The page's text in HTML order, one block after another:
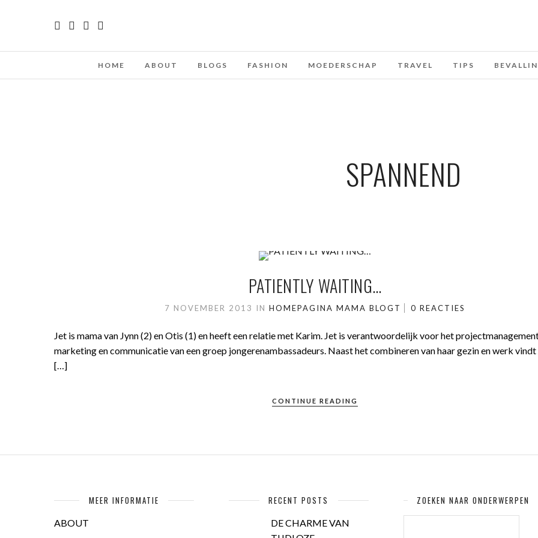
HOME ABOUT BLOGS FASHION MOEDERSCHAP TRAVEL TIPS
SPANNEND
PATIENTLY WAITING…
7 NOVEMBER 2013 INHOMEPAGINA MAMA BLOGT 0 REACTIES
Jet is mama van Jynn (2) en Otis (1) en heeft een relatie met Karim. Jet is verantwoordelijk voor het
marketing en communicatie van een groep jongerenambassadeurs. Naast het combineren van haar gezin en werk
[…]
CONTINUE READING
MEER INFORMATIE
ABOUT
RECENT POSTS
DE CHARME VAN
ZOEKEN NAAR ONDERWERPEN